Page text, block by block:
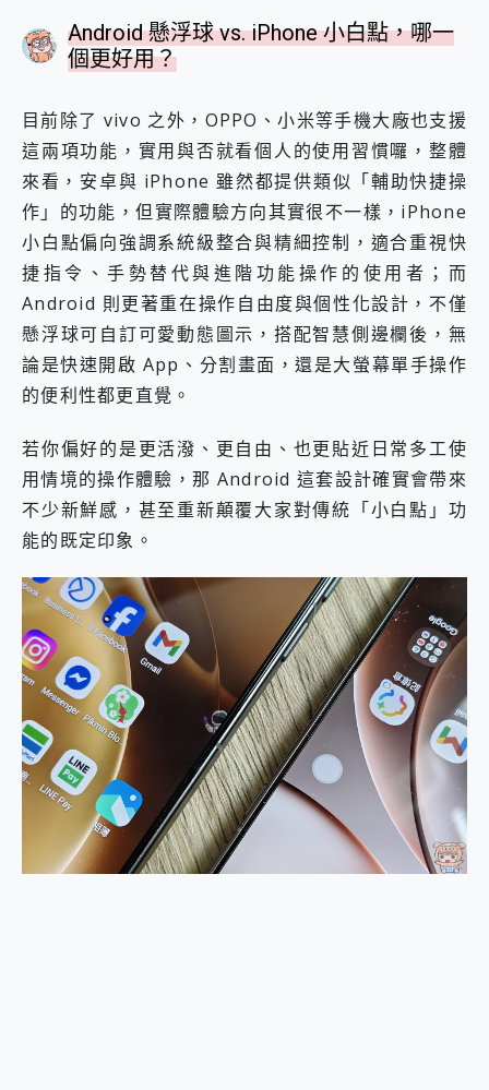
Android 懸浮球 vs. iPhone 小白點，哪一
個更好用？
目前除了 vivo 之外，OPPO、小米等手機大廠也支援
這兩項功能，實用與否就看個人的使用習慣囉，整體
來看，安卓與 iPhone 雖然都提供類似「輔助快捷操
作」的功能，但實際體驗方向其實很不一樣，iPhone
小白點偏向強調系統級整合與精細控制，適合重視快
捷指令、手勢替代與進階功能操作的使用者；而
Android 則更著重在操作自由度與個性化設計，不僅
懸浮球可自訂可愛動態圖示，搭配智慧側邊欄後，無
論是快速開啟 App、分割畫面，還是大螢幕單手操作
的便利性都更直覺。
若你偏好的是更活潑、更自由、也更貼近日常多工使
用情境的操作體驗，那 Android 這套設計確實會帶來
不少新鮮感，甚至重新顛覆大家對傳統「小白點」功
能的既定印象。